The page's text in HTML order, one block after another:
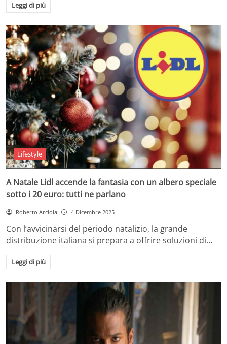
Leggi di più
Lifestyle
A Natale Lidl accende la fantasia con un albero speciale
sotto i 20 euro: tutti ne parlano
Roberto Arciola 4 Dicembre 2025
Con l’avvicinarsi del periodo natalizio, la grande
distribuzione italiana si prepara a offrire soluzioni di…
Leggi di più